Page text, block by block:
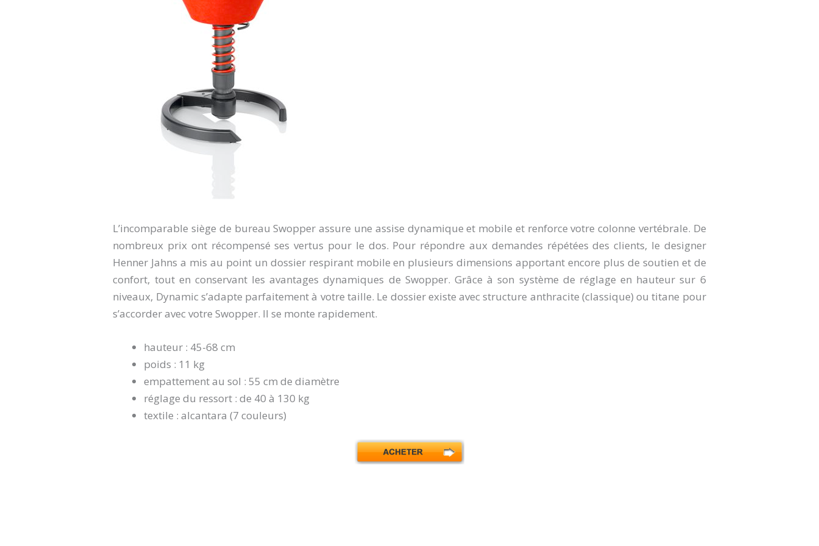
L’incomparable siège de bureau Swopper assure une assise dynamique et mobile et renforce votre colonne vertébrale. De
nombreux prix ont récompensé ses vertus pour le dos. Pour répondre aux demandes répétées des clients, le designer
Henner Jahns a mis au point un dossier respirant mobile en plusieurs dimensions apportant encore plus de soutien et de
confort, tout en conservant les avantages dynamiques de Swopper. Grâce à son système de réglage en hauteur sur 6
niveaux, Dynamic s’adapte parfaitement à votre taille. Le dossier existe avec structure anthracite (classique) ou titane pour
s’accorder avec votre Swopper. Il se monte rapidement.
hauteur : 45-68 cm
poids : 11 kg
empattement au sol : 55 cm de diamètre
réglage du ressort : de 40 à 130 kg
textile : alcantara (7 couleurs)